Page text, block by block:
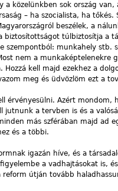
a közelünkben sok ország
– ha szocialista, ha
beszélek, a
túlbiztosítja a
szempontból: munkahely
nem a munkaképtelenekre
kell majd ezekhez a
meg és üdvözlöm ezt a
érvényesülni. Azért
jutnunk a tervben is és a
más szférában majd ad
és a többi.
igazán híve, és a
a vadhajtásokat is,
útján tovább